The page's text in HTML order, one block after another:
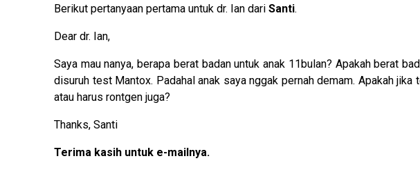
Berikut pertanyaan pertama untuk dr. Ian dari Santi.
Dear dr. Ian,
Saya mau nanya, berapa berat badan untuk anak 11bulan? Apakah berat
disuruh test Mantox. Padahal anak saya nggak pernah demam. Apakah
atau harus rontgen juga?
Thanks, Santi
Terima kasih untuk e-mailnya.